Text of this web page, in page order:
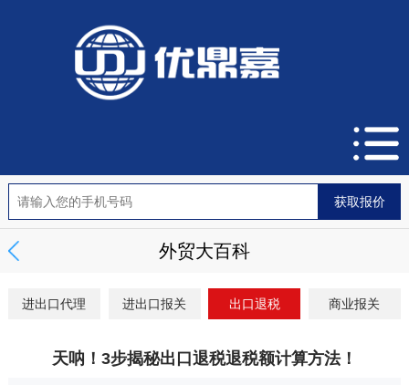
外贸大百科
进出口代理 进出口报关 出口退税 商业报关
天呐！3步揭秘出口退税退税额计算方法！